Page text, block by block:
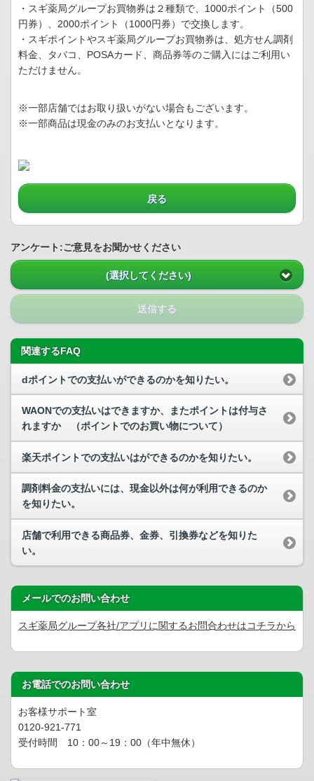
・スギ薬局グループお買物券は２種類で、1000ポイント（500
円券）、2000ポイント（1000円券）で交換します。
・スギポイントやスギ薬局グループお買物券は、処方せん調剤
料金、タバコ、POSAカード、商品券等のご購入にはご利用い
ただけません。
※一部店舗ではお取り扱いがない場合もございます。
※一部商品は現金のみのお支払いとなります。
戻る
アンケート:ご意見をお聞かせください
(選択してください)
送信する
関連するFAQ
dポイントでの支払いができるのかを知りたい。
WAONでの支払いはできますか、またポイントは付与さ
れますか （ポイントでのお買い物について）
楽天ポイントでの支払いはができるのかを知りたい。
調剤料金の支払いには、現金以外は何が利用できるのか
を知りたい。
店舗で利用できる商品券、金券、引換券などを知りた
い。
メールでのお問い合わせ
スギ薬局グループ各社/アプリに関するお問合わせはコチラから
お電話でのお問い合わせ
お客様サポート室
0120-921-771
受付時間 10：00～19：00（年中無休）